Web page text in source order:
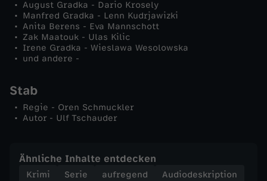
s
t
August Gradka - Dario Krosely
Manfred Gradka - Lenn Kudrjawizki
Anita Berens - Eva Mannschott
Zak Maatouk - Ulas Kilic
Irene Gradka - Wieslawa Wesolowska
und andere -
Stab
Regie - Oren Schmuckler
Autor - Ulf Tschauder
Ähnliche Inhalte entdecken
Krimi Serie aufregend
Audiodeskription